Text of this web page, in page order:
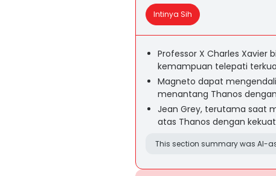
Intinya Sih
Professor X Charles Xavier
kemampuan telepati
Magneto dapat
menantang Thanos
Jean Grey, terutama saat
atas Thanos dengan
This section summary was AI-